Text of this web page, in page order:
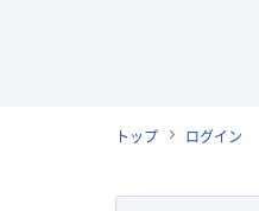
トップ ログイン